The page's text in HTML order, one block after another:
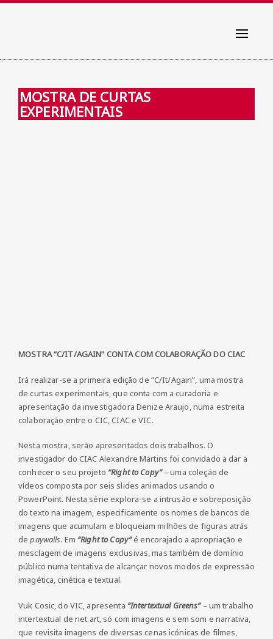
Toggle
MOSTRA DE CURTAS
EXPERIMENTAIS
MOSTRA “C/IT/AGAIN” CONTA COM COLABORAÇÃO DO CIAC
Irá realizar-se a primeira edição de “C/It/Again”, uma mostra
de curtas experimentais, que conta com a curadoria e
apresentação da investigadora Denize Araujo, numa estreita
colaboração entre o CIC, CIAC e VIC.
Nesta mostra, serão apresentados dois trabalhos. O
investigador do CIAC Alexandre Martins foi convidado a dar a
conhecer o seu projeto “Right to Copy”– uma coleção de
vídeos composta por seis slides animados usando o
PowerPoint. Nesta série explora-se a intrusão e sobreposição
do texto na imagem, especificamente os nomes de bancos de
imagens que acumulam e bloqueiam milhões de figuras atrás
depaywalls. Em “Right to Copy”é encorajado a apropriação e
mesclagem de imagens exclusivas, mas também de domínio
público numa tentativa de alcançar novos modos de expressão
imagética, cinética e textual.
Vuk Cosic, do VIC, apresenta “Intertextual Greens”– um trabalho
intertextual de net.art, só com imagens e sem som e narrativa,
que revisita imagens de diversas cenas icónicas de filmes,